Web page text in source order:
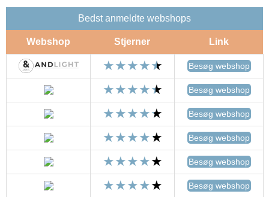
Bedst anmeldte webshops
Webshop Stjerner Link
Besøg webshop
Besøg webshop
Besøg webshop
Besøg webshop
Besøg webshop
Besøg webshop